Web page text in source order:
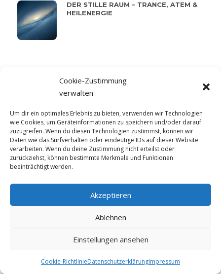
Cookie-Zustimmung
verwalten
Um dir ein optimales Erlebnis zu bieten, verwenden wir Technologien
wie Cookies, um Geräteinformationen zu speichern und/oder darauf
zuzugreifen. Wenn du diesen Technologien zustimmst, können wir
Daten wie das Surfverhalten oder eindeutige IDs auf dieser Website
verarbeiten. Wenn du deine Zustimmung nicht erteilst oder
zurückziehst, können bestimmte Merkmale und Funktionen
beeinträchtigt werden.
Akzeptieren
Ablehnen
Einstellungen ansehen
Cookie-RichtlinieDatenschutzerklärungImpressum
DER STILLE RAUM – TRANCE, ATEM &
HEILENERGIE
Feeback von unseren
Die Wärme, das
Nichtstun, lesen,
gutes Essen
Die Yogawoche in Mallorca war
Erfahrung. Es hat mir gut getan: die
und etwas Sightseeing – die Mischung war